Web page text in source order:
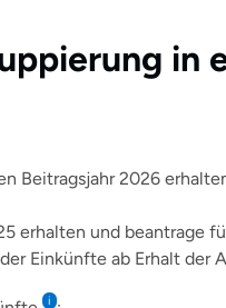
in
Beitragsjahr 2026
erhalten und beantrage
Einkünfte ab Erhalt der
i